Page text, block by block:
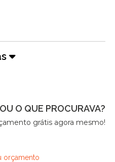
O QUE PROCURAVA?
grátis agora mesmo!
orçamento